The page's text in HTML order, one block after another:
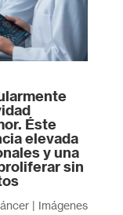
Éste
elevada
y una
sin
| Imágenes